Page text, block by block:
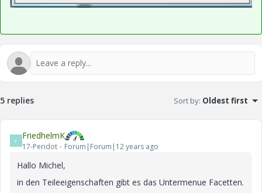
5 replies Sort by: Oldest first
F FriedhelmK
17-Peridot Forum|Forum|12 years ago
Hallo Michel,
in den Teileeigenschaften gibt es das Untermenue Facetten.